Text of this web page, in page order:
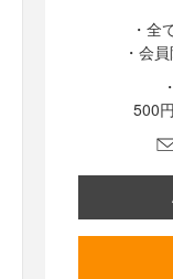
・全
・会
500